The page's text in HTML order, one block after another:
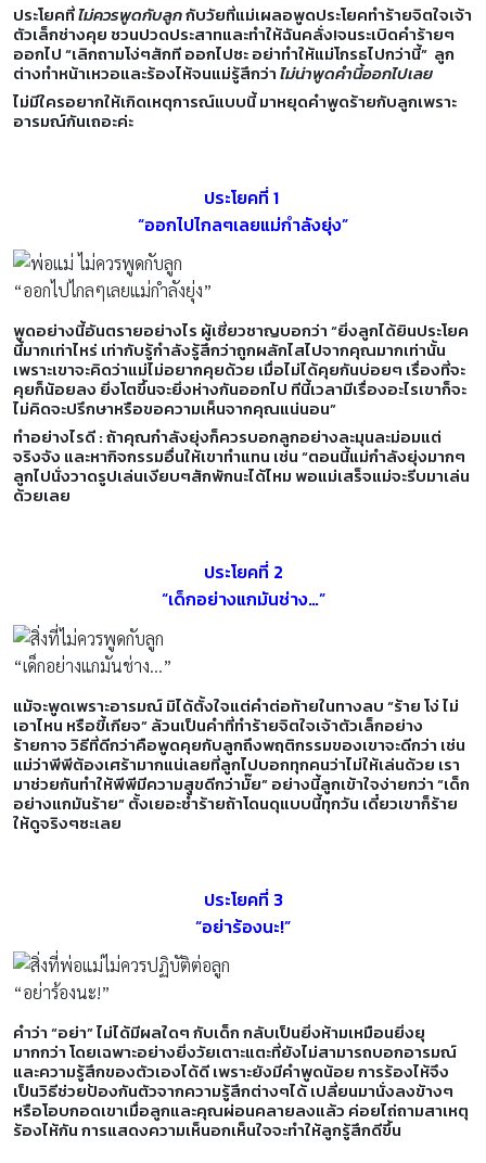
ประโยคที่ไม่ควรพูดกับลูกกับวัยที่แม่เผลอพูดประโยคทำร้ายจิตใจเจ้า
ตัวเล็กช่างคุย ชวนปวดประสาทและทำให้ฉันคลั่ง!จนระเบิดคำร้ายๆ
ออกไป “เลิกถามโง่ๆสักที ออกไปซะ อย่าทำให้แม่โกรธไปกว่านี้” ลูก
ต่างทำหน้าเหวอและร้องไห้จนแม่รู้สึกว่าไม่น่าพูดคำนี้ออกไปเลย
ไม่มีใครอยากให้เกิดเหตุการณ์แบบนี้ มาหยุดคำพูดร้ายกับลูกเพราะ
อารมณ์กันเถอะค่ะ
ประโยคที่ 1
“ออกไปไกลๆเลยแม่กำลังยุ่ง”
“ออกไปไกลๆเลยแม่กำลังยุ่ง”
พูดอย่างนี้อันตรายอย่างไร ผู้เชี่ยวชาญบอกว่า “ยิ่งลูกได้ยินประโยค
นี้มากเท่าไหร่ เท่ากับรู้กำลังรู้สึกว่าถูกผลักไสไปจากคุณมากเท่านั้น
เพราะเขาจะคิดว่าแม่ไม่อยากคุยด้วย เมื่อไม่ได้คุยกันบ่อยๆ เรื่องที่จะ
คุยก็น้อยลง ยิ่งโตขึ้นจะยิ่งห่างกันออกไป ทีนี้เวลามีเรื่องอะไรเขาก็จะ
ไม่คิดจะปรึกษาหรือขอความเห็นจากคุณแน่นอน”
ทำอย่างไรดี : ถ้าคุณกำลังยุ่งก็ควรบอกลูกอย่างละมุนละม่อมแต่
จริงจัง และหากิจกรรมอื่นให้เขาทำแทน เช่น “ตอนนี้แม่กำลังยุ่งมากๆ
ลูกไปนั่งวาดรูปเล่นเงียบๆสักพักนะได้ไหม พอแม่เสร็จแม่จะรีบมาเล่น
ด้วยเลย
ประโยคที่ 2
“เด็กอย่างแกมันช่าง…”
“เด็กอย่างแกมันช่าง…”
แม้จะพูดเพราะอารมณ์ มิได้ตั้งใจแต่คำต่อท้ายในทางลบ “ร้าย โง่ ไม่
เอาไหน หรือขี้เกียจ” ล้วนเป็นคำที่ทำร้ายจิตใจเจ้าตัวเล็กอย่าง
ร้ายกาจ วิธีที่ดีกว่าคือพูดคุยกับลูกถึงพฤติกรรมของเขาจะดีกว่า เช่น
แม่ว่าพีพีต้องเศร้ามากแน่เลยที่ลูกไปบอกทุกคนว่าไม่ให้เล่นด้วย เรา
มาช่วยกันทำให้พีพีมีความสุขดีกว่ามั๊ย” อย่างนี้ลูกเข้าใจง่ายกว่า “เด็ก
อย่างแกมันร้าย” ตั้งเยอะซ้ำร้ายถ้าโดนดุแบบนี้ทุกวัน เดี๋ยวเขาก็ร้าย
ให้ดูจริงๆซะเลย
ประโยคที่ 3
“อย่าร้องนะ!”
“อย่าร้องนะ!”
คำว่า “อย่า” ไม่ได้มีผลใดๆ กับเด็ก กลับเป็นยิ่งห้ามเหมือนยิ่งยุ
มากกว่า โดยเฉพาะอย่างยิ่งวัยเตาะแตะที่ยังไม่สามารถบอกอารมณ์
และความรู้สึกของตัวเองได้ดี เพราะยังมีคำพูดน้อย การร้องไห้จึง
เป็นวิธีช่วยป้องกันตัวจากความรู้สึกต่างๆได้ เปลี่ยนมานั่งลงข้างๆ
หรือโอบกอดเขาเมื่อลูกและคุณผ่อนคลายลงแล้ว ค่อยไถ่ถามสาเหตุ
ร้องไห้กัน การแสดงความเห็นอกเห็นใจจะทำให้ลูกรู้สึกดีขึ้น